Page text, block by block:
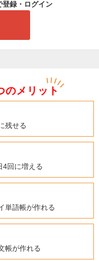
登録・ログイン
のメリット
残せる
4回に増える
単語帳が作れる
帳が作れる